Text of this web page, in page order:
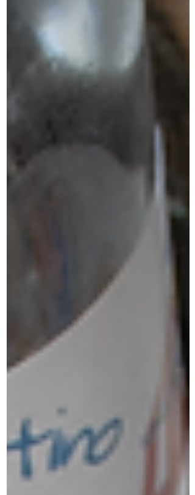
cuerpo, sino que abraza la vida
entera: la Cobija acolchada
personalizada Zutua.